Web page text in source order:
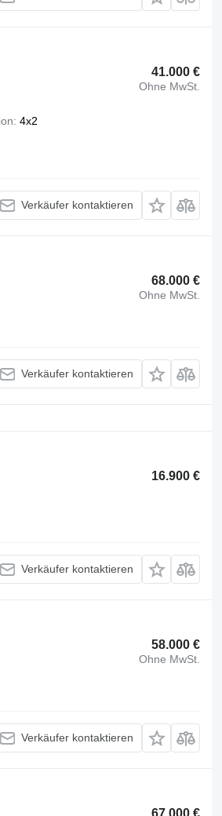
41.000 €
Ohne MwSt.
4x2
Verkäufer kontaktieren
68.000 €
Ohne MwSt.
Verkäufer kontaktieren
16.900 €
Verkäufer kontaktieren
58.000 €
Ohne MwSt.
Verkäufer kontaktieren
67.000 €